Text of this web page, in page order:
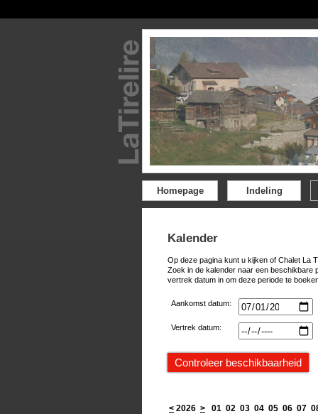
Homepage Indeling
Kalender
Op deze pagina kunt u kijken of Chalet La
Zoek in de kalender naar een beschikbare
vertrek datum in om deze periode te
Aankomst datum:
Vertrek datum:
< 2026 > 01 02 03 04 05 06 07